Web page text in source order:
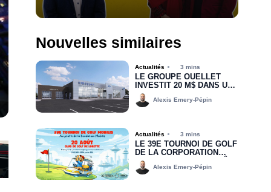
Nouvelles similaires
Actualités 3 mins
LE GROUPE OUELLET
INVESTIT 20 M$ DANS UNE
NOUVELLE CONCESSION
POUR RIMOUSKI FORD
Alexis Emery-Pépin
Actualités 3 mins
LE 39E TOURNOI DE GOLF
DE LA CORPORATION
MOBILIS, C’EST BIENTÔT!
Alexis Emery-Pépin